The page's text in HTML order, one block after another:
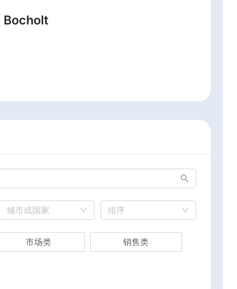
Bocholt
城市或国家 排序
市场类 销售类